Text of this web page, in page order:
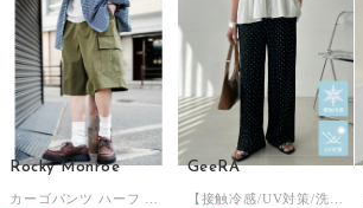
Rocky Monroe GeeRA